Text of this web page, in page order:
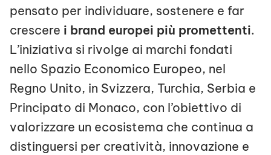
pensato per individuare, sostenere e far
crescere i brand europei più promettenti.
L’iniziativa si rivolge ai marchi fondati
nello Spazio Economico Europeo, nel
Regno Unito, in Svizzera, Turchia, Serbia e
Principato di Monaco, con l’obiettivo di
valorizzare un ecosistema che continua a
distinguersi per creatività, innovazione e